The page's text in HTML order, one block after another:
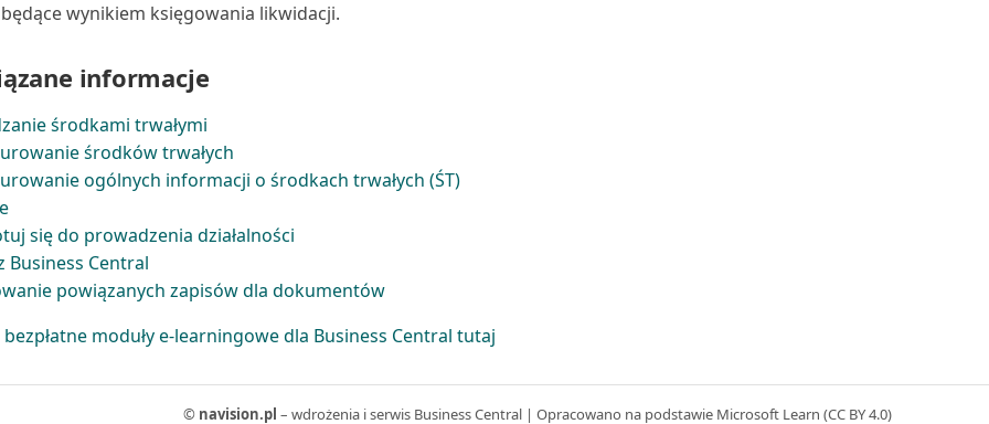
wynikiem księgowania likwidacji.
informacje
środkami trwałymi
środków trwałych
ogólnych informacji o środkach trwałych (ŚT)
się do prowadzenia działalności
Business Central
powiązanych zapisów dla dokumentów
moduły e-learningowe dla Business Central tutaj
© navision.pl – wdrożenia i serwis Business Central | Opracowano na podstawie Microsoft Learn (CC BY 4.0)